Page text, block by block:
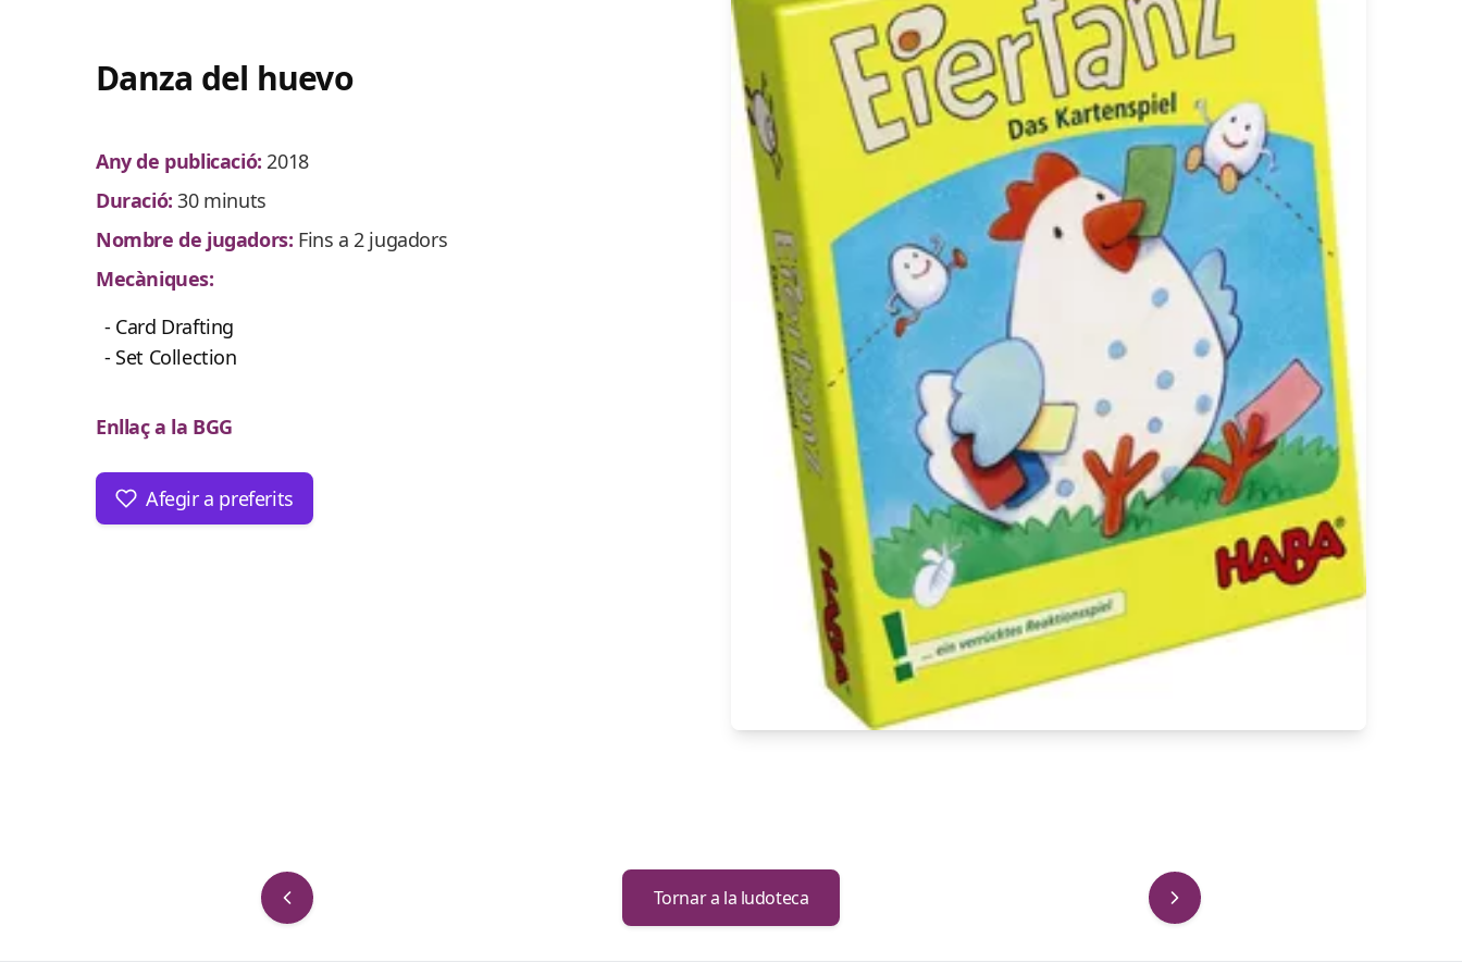
Danza del huevo
Any de publicació:2018
Duració:30 minuts
Nombre de jugadors: Fins a 2 jugadors
Mecàniques:
- Card Drafting
- Set Collection
Enllaç a la BGG
Afegir a preferits
Tornar a la ludoteca